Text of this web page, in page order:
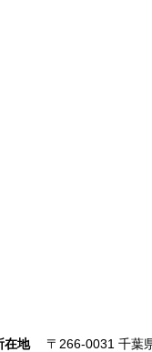
在地
〒266-0031 千葉